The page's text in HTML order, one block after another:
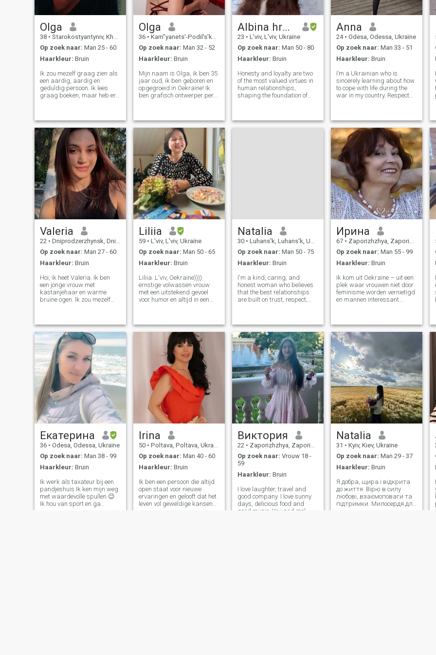
eens honderd keer te
proberen om te lezen.
Olga
38 • Starokostyantyniv, Khmel'nyts'kyy, Ukraïne
Op zoek naar: Man 25 - 60
Haarkleur: Bruin
Ik zou mezelf graag zien als
een aardig, aardig en
geduldig persoon. Ik lees
graag boeken, maar heb er
Engels en heb basiskennis
van Spaans. Ik voed golden
retriever op als
alleenstaande ouder.)) Stuur
me een bericht als je iets
meer over me wilt weten.
Olga
36 • Kam”yanets'-Podil's'kyy, Khmel'nyts'kyy, Ukraïne
Op zoek naar: Man 32 - 52
Haarkleur: Bruin
Mijn naam is Olga, ik ben 35
jaar oud, ik ben geboren en
opgegroeid in Oekraïne! Ik
ben grafisch ontwerper per
plezieren. Ik geloof dat kunst
de wereld kan veranderen en
ik probeer schoonheid in het
dagelijks leven te brengen. Ik
sta altijd open voor nieuwe
indrukken en kennissen
Albina hrynak
23 • L'viv, L'viv, Ukraïne
Op zoek naar: Man 50 - 80
Haarkleur: Bruin
Honesty and loyalty are two
of the most valued virtues in
human relationships,
shaping the foundation of
deeply interconnected, each
Anna
24 • Odesa, Odessa, Ukraïne
Op zoek naar: Man 33 - 51
Haarkleur: Bruin
I’m a Ukrainian who is
sincerely learning about how
to cope with life during the
war in my country. Respect
guide me, support me, and
grow with me in this journey
of life. I
Valeria
22 • Dniprodzerzhynsk, Dnipropetrovs'k, Ukraïne
Op zoek naar: Man 27 - 60
Haarkleur: Bruin
Hoi, ik heet Valeria. Ik ben
een jonge vrouw met
kastanjehaar en warme
bruine ogen. Ik zou mezelf
gesprekken, tijd
doorbrengen buiten en
nieuwe ervaringen ontdekken
die het leven helderder
maken. Tegelijkertijd hecht ik
waarde aan eenvoudige
vreugde, een gezellige avond,
een goed boek, of het delen
van gelach met iemand
dichtbij.
Liliia
59 • L'viv, L'viv, Ukraïne
Op zoek naar: Man 50 - 65
Haarkleur: Bruin
Liliia. L'viv, Oekraïne))))
ernstige volwassen vrouw
met een uitstekend gevoel
voor humor en altijd in een
wederzijds begrip en steun.
Ik ben sociaal en materieel
gerealiseerd. Mijn doel is
geen sponsor of minnaar. Ik
zoek een volwassen relatie. Ik
heb veel te geven in ruil voor
een waardig partnerschap.
Maar... Ik ben zeer
veeleisend.))))
Natalia
30 • Luhans'k, Luhans'k, Ukraïne
Op zoek naar: Man 50 - 75
Haarkleur: Bruin
I'm a kind, caring, and
honest woman who believes
that the best relationships
are built on trust, respect,
growing in my faith. Life
hasn't always been easy, but
it has made me
Ирина
67 • Zaporizhzhya, Zaporizhzhya, Ukraïne
Op zoek naar: Man 55 - 99
Haarkleur: Bruin
Ik kom uit Oekraïne – uit een
plek waar vrouwen niet door
feminisme worden vernietigd
en mannen interessant
om rond een zorgzame
vriend te zijn. Want het is een
genoegen om voor mijn
favoriete persoon te zorgen!
Ik ben op zoek naar een man
met wie het makkelijk is om
te communiceren, veel te
lachen en niet te hoeven
liegen. Ben je dat?
Екатерина
36 • Odesa, Odessa, Ukraïne
Op zoek naar: Man 38 - 99
Haarkleur: Bruin
Ik werk als taxateur bij een
pandjeshuis Ik ken mijn weg
met waardevolle spullen 😉
Ik hou van sport en ga
Irina
50 • Poltava, Poltava, Ukraïne
Op zoek naar: Man 40 - 60
Haarkleur: Bruin
Ik ben een persoon die altijd
open staat voor nieuwe
ervaringen en gelooft dat het
leven vol geweldige kansen
Виктория
22 • Zaporizhzhya, Zaporizhzhya, Ukraïne
Op zoek naar: Vrouw 18 -
59
Haarkleur: Bruin
I love laughter, travel and
good company. I love sunny
days, delicious food and
good music. You and me)
Natalia
31 • Kyiv, Kiev, Ukraïne
Op zoek naar: Man 29 - 37
Haarkleur: Bruin
Я добра, щира і відкрита
до життя. Вірю в силу
любові, взаємоповаги та
підтримки. Милосердя для